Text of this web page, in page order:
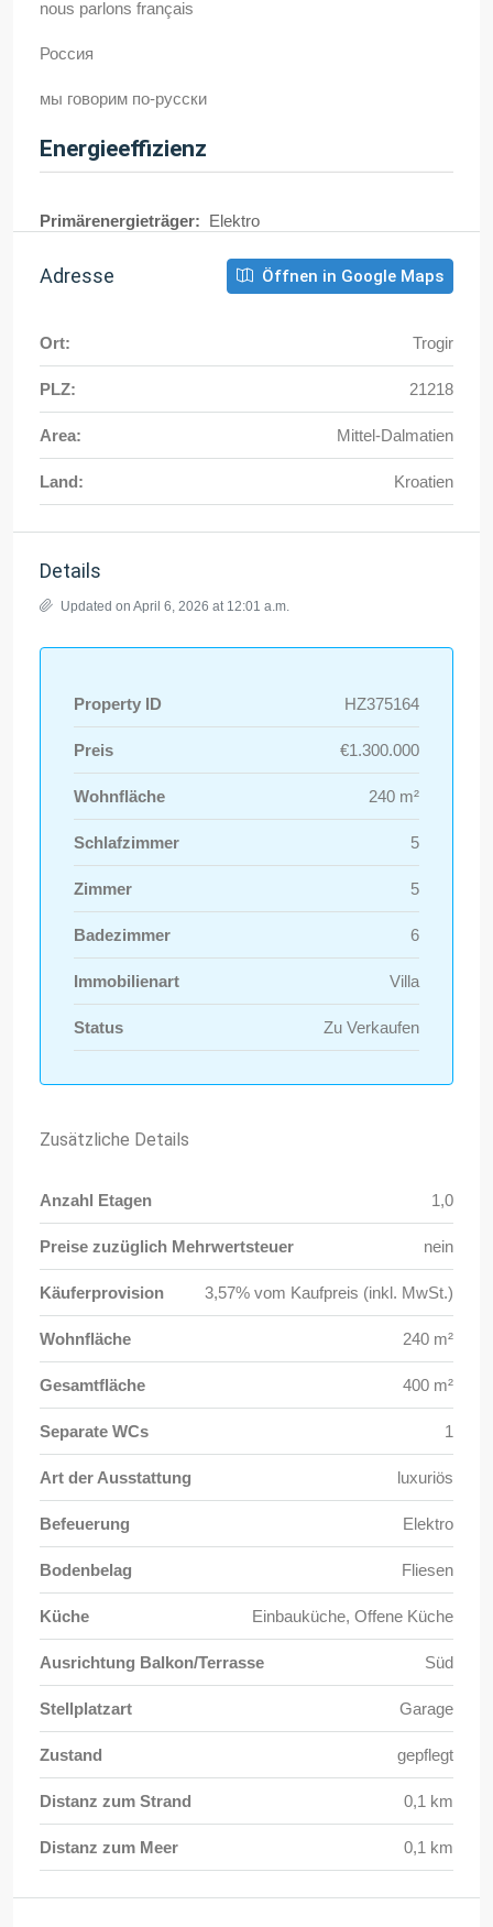
nous parlons français
Россия
мы говорим по-русски
Energieeffizienz
Primärenergieträger: Elektro
Adresse Öffnen in Google Maps
Ort: Trogir
PLZ: 21218
Area: Mittel-Dalmatien
Land: Kroatien
Details
Updated on April 6, 2026 at 12:01 a.m.
Property ID HZ375164
Preis €1.300.000
Wohnfläche 240 m²
Schlafzimmer 5
Zimmer 5
Badezimmer 6
Immobilienart Villa
Status Zu Verkaufen
Zusätzliche Details
Anzahl Etagen 1,0
Preise zuzüglich Mehrwertsteuer nein
Käuferprovision 3,57% vom Kaufpreis (inkl. MwSt.)
Wohnfläche 240 m²
Gesamtfläche 400 m²
Separate WCs 1
Art der Ausstattung luxuriös
Befeuerung Elektro
Bodenbelag Fliesen
Küche Einbauküche, Offene Küche
Ausrichtung Balkon/Terrasse Süd
Stellplatzart Garage
Zustand gepflegt
Distanz zum Strand 0,1 km
Distanz zum Meer 0,1 km